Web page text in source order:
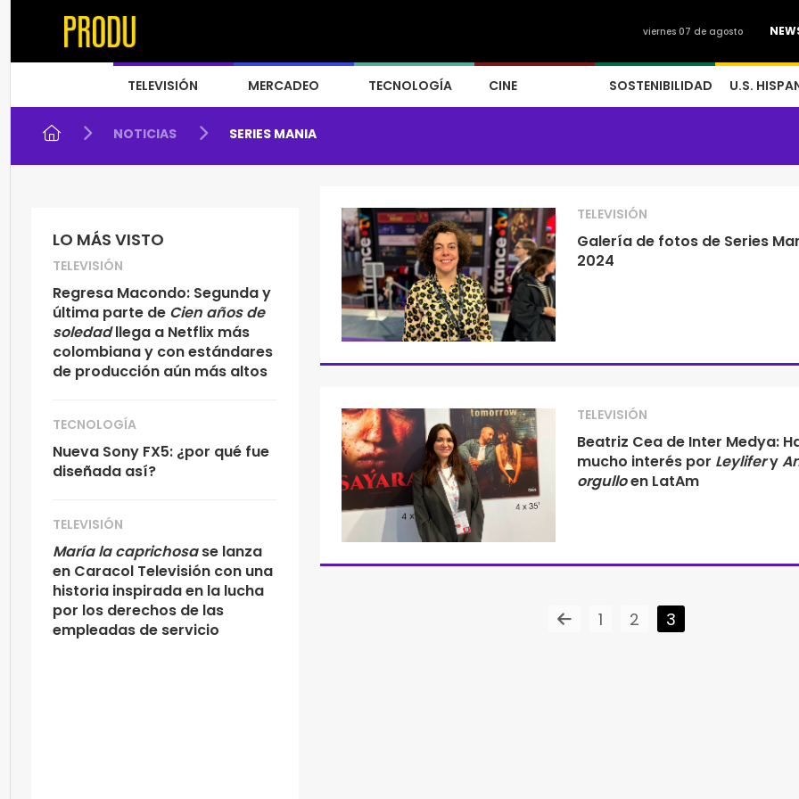
viernes 07 de agosto
TELEVISIÓN MERCADEO TECNOLOGÍA CINE SOSTENIBILIDAD U.S.
NOTICIAS SERIES MANIA
LO MÁS VISTO
TELEVISIÓN
Regresa Macondo: Segunda y
última parte de Cien años de
soledadllega a Netflix más
colombiana y con estándares
de producción aún más altos
TECNOLOGÍA
Nueva Sony FX5: ¿por qué fue
diseñada así?
TELEVISIÓN
María la caprichosase lanza
en Caracol Televisión con una
historia inspirada en la lucha
por los derechos de las
empleadas de servicio
TELEVISIÓN
Galería de fotos de Series
2024
TELEVISIÓN
Beatriz Cea de Inter Medya:
mucho interés por Leylifery
orgulloen LatAm
1 2 3